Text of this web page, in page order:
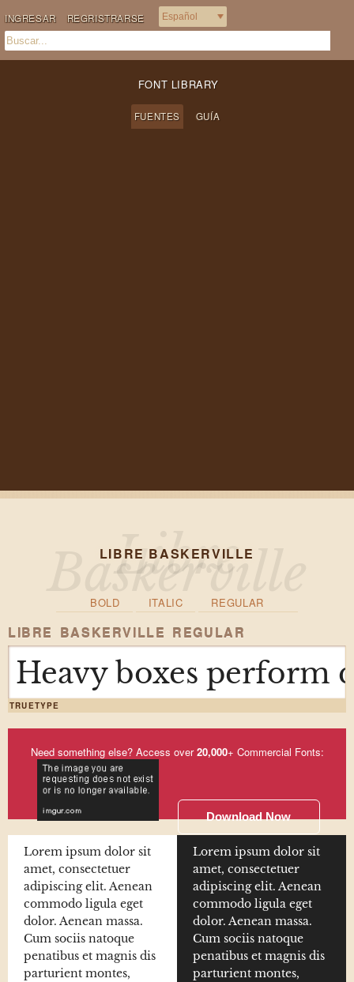
INGRESAR REGRISTRARSE
FONT LIBRARY
FUENTES GUÍA
LIBRE BASKERVILLE
BOLD ITALIC REGULAR
LIBRE BASKERVILLE REGULAR
Heavy boxes perform
TRUETYPE
Need something else? Access over20,000+ Commercial Fonts:
Download Now
Lorem ipsum dolor sit
amet, consectetuer
adipiscing elit. Aenean
commodo ligula eget
dolor. Aenean massa.
Cum sociis natoque
penatibus et magnis dis
parturient montes,
Lorem ipsum dolor sit
amet, consectetuer
adipiscing elit. Aenean
commodo ligula eget
dolor. Aenean massa.
Cum sociis natoque
penatibus et magnis dis
parturient montes,